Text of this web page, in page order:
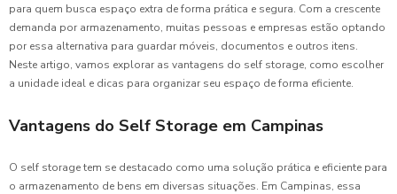
para quem busca espaço extra de forma prática e segura. Com a crescente
demanda por armazenamento, muitas pessoas e empresas estão optando
por essa alternativa para guardar móveis, documentos e outros itens.
Neste artigo, vamos explorar as vantagens do self storage, como escolher
a unidade ideal e dicas para organizar seu espaço de forma eficiente.
Vantagens do Self Storage em Campinas
O self storage tem se destacado como uma solução prática e eficiente para
o armazenamento de bens em diversas situações. Em Campinas, essa